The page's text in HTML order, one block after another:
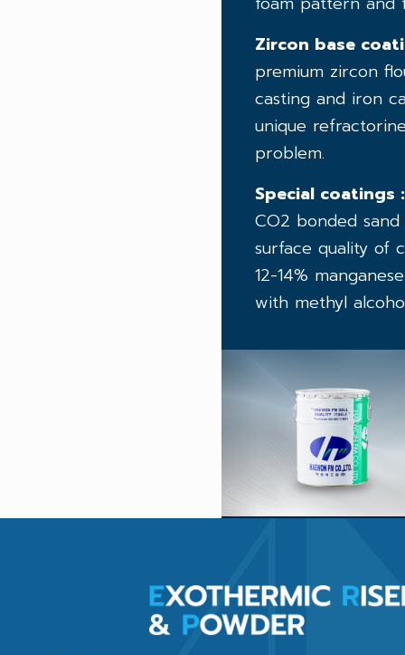
Zircon base
premium zircon
casting and iron
unique
problem.
Special coatings :
CO2 bonded
surface quality of
12-14%
with methyl